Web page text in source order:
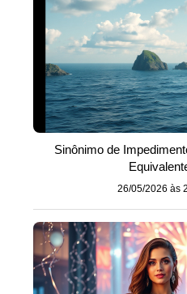
Sinônimo de
26/05/2026 às